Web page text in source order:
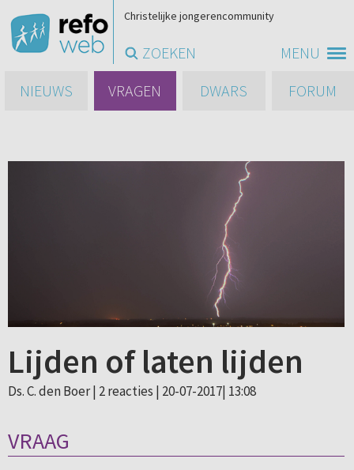
MENU
Christelijke jongerencommunity
ZOEKEN
NIEUWS
VRAGEN DWARS FORUM
Lijden of laten lijden
Ds. C. den Boer | 2 reacties | 20-07-2017| 13:08
VRAAG